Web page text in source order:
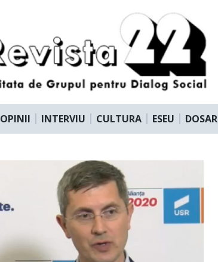
OPINII INTERVIU CULTURA ESEU DOSAR